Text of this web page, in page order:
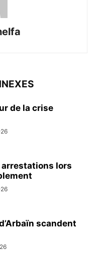
de la crise
arrestations lors
scandent